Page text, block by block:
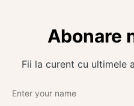
Abonare
Fii la curent cu ultimele